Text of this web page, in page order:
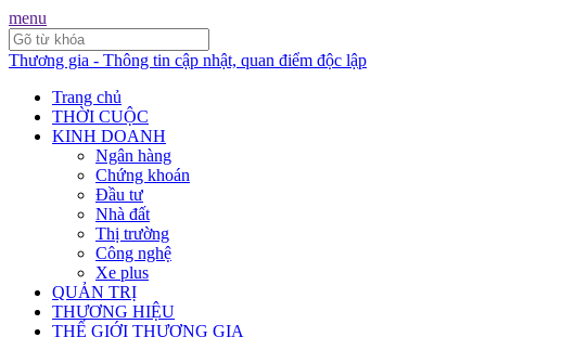
menu
Thương gia - Thông tin cập nhật, quan điểm độc lập
Trang chủ
THỜI CUỘC
KINH DOANH
Ngân hàng
Chứng khoán
Đầu tư
Nhà đất
Thị trường
Công nghệ
Xe plus
QUẢN TRỊ
THƯƠNG HIỆU
THẾ GIỚI THƯƠNG GIA